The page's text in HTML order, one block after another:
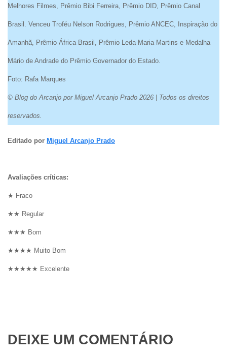
Melhores Filmes, Prêmio Bibi Ferreira, Prêmio DID, Prêmio Canal
Brasil. Venceu Troféu Nelson Rodrigues, Prêmio ANCEC, Inspiração do
Amanhã, Prêmio África Brasil, Prêmio Leda Maria Martins e Medalha
Mário de Andrade do Prêmio Governador do Estado.
Foto: Rafa Marques
© Blog do Arcanjo por Miguel Arcanjo Prado 2026 | Todos os direitos
reservados.
Editado por Miguel Arcanjo Prado
Avaliações críticas:
★ Fraco
★★ Regular
★★★ Bom
★★★★ Muito Bom
★★★★★ Excelente
DEIXE UM COMENTÁRIO